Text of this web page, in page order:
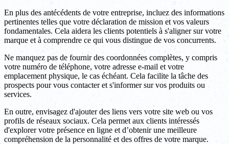
En plus des antécédents de votre entreprise, incluez des informations
pertinentes telles que votre déclaration de mission et vos valeurs
fondamentales. Cela aidera les clients potentiels à s'aligner sur votre
marque et à comprendre ce qui vous distingue de vos concurrents.
Ne manquez pas de fournir des coordonnées complètes, y compris
votre numéro de téléphone, votre adresse e-mail et votre
emplacement physique, le cas échéant. Cela facilite la tâche des
prospects pour vous contacter et s'informer sur vos produits ou
services.
En outre, envisagez d'ajouter des liens vers votre site web ou vos
profils de réseaux sociaux. Cela permet aux clients intéressés
d'explorer votre présence en ligne et d’obtenir une meilleure
compréhension de la personnalité et des offres de votre marque.